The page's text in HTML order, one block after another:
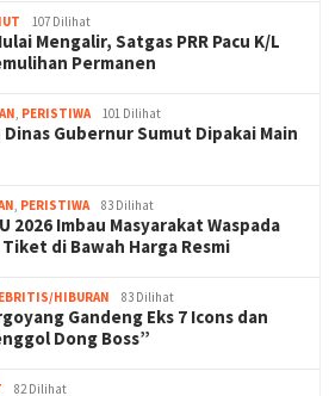
107 Dilihat
Mengalir, Satgas PRR Pacu K/L
Permanen
, PERISTIWA 101 Dilihat
Dinas Gubernur Sumut Dipakai Main
, PERISTIWA 83 Dilihat
2026 Imbau Masyarakat Waspada
di Bawah Harga Resmi
HIBURAN 83 Dilihat
Gandeng Eks 7 Icons dan
Dong Boss”
82 Dilihat